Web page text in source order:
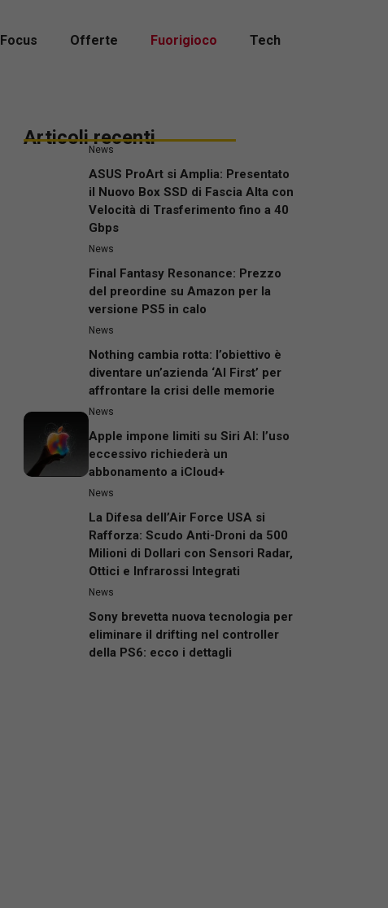
Focus Offerte Fuorigioco Tech
Articoli recenti
News
ASUS ProArt si Amplia: Presentato
il Nuovo Box SSD di Fascia Alta con
Velocità di Trasferimento fino a 40
Gbps
News
Final Fantasy Resonance: Prezzo
del preordine su Amazon per la
versione PS5 in calo
News
Nothing cambia rotta: l’obiettivo è
diventare un’azienda ‘AI First’ per
affrontare la crisi delle memorie
News
Apple impone limiti su Siri AI: l’uso
eccessivo richiederà un
abbonamento a iCloud+
News
La Difesa dell’Air Force USA si
Rafforza: Scudo Anti-Droni da 500
Milioni di Dollari con Sensori Radar,
Ottici e Infrarossi Integrati
News
Sony brevetta nuova tecnologia per
eliminare il drifting nel controller
della PS6: ecco i dettagli